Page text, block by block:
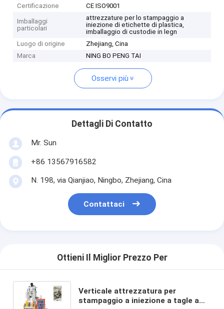
Certificazione
CE ISO9001
Imballaggi
particolari
attrezzature per lo stampaggio a
iniezione di etichette di plastica,
imballaggio di custodie in legn
Luogo di origine
Zhejiang, Cina
Marca
NING BO PENG TAI
Osservi più
Dettagli Di Contatto
Mr. Sun
+86 13567916582
N. 198, via Qianjiao, Ningbo, Zhejiang, Cina
Contattaci
Ottieni Il Miglior Prezzo Per
Verticale attrezzatura per
stampaggio a iniezione a tagle a